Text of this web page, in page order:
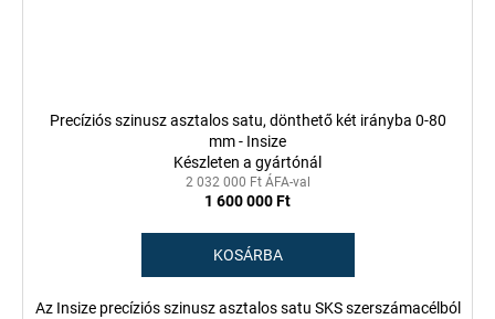
Precíziós szinusz asztalos satu, dönthető két irányba 0-80
mm - Insize
Készleten a gyártónál
2 032 000 Ft ÁFA-val
1 600 000 Ft
KOSÁRBA
Az Insize precíziós szinusz asztalos satu SKS szerszámacélból